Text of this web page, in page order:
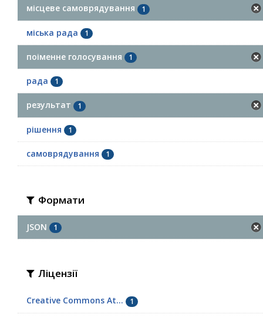
місцеве самоврядування 1
міська рада 1
поіменне голосування 1
рада 1
результат 1
рішення 1
самоврядування 1
Формати
JSON 1
Ліцензії
Creative Commons At... 1